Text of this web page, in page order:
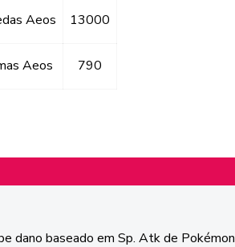
Aeos 13000
Aeos 790
dano baseado em Sp. Atk de Pokémon